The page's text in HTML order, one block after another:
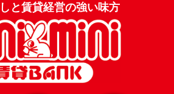
と賃貸経営の強い味方